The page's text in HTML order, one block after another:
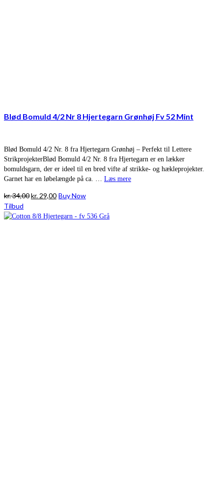
Blød Bomuld 4/2 Nr 8 Hjertegarn Grønhøj Fv 52 Mint
Blød Bomuld 4/2 Nr. 8 fra Hjertegarn Grønhøj – Perfekt til Lettere
StrikprojekterBlød Bomuld 4/2 Nr. 8 fra Hjertegarn er en lækker
bomuldsgarn, der er ideel til en bred vifte af strikke- og hækleprojekter.
Garnet har en løbelængde på ca. … Læs mere
kr.34,00Den
pris
kr. 29,00Den
pris
Buy Now
Tilbud